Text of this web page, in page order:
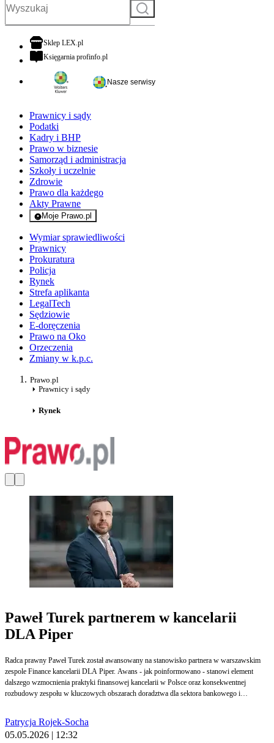
Szukaj
Sklep LEX.plotwiera się w nowej karcie
Księgarnia profinfo.plotwiera się w nowej karcie
Nasze serwisy
Prawnicy i sądy
Podatki
Kadry i BHP
Prawo w biznesie
Samorząd i administracja
Szkoły i uczelnie
Zdrowie
Prawo dla każdego
Akty Prawne
Moje Prawo.pl
- rejestracja i logowanie do serwisu
Wymiar sprawiedliwości
Prawnicy
Prokuratura
Policja
Rynek
Strefa aplikanta
LegalTech
Sędziowie
E-doręczenia
Prawo na Oko
Orzeczenia
Zmiany w k.p.c.
Prawo.pl
Prawnicy i sądy
Rynek
Paweł Turek partnerem w kancelarii
DLA Piper
Radca prawny Paweł Turek został awansowany na stanowisko partnera w warszawskim
zespole Finance kancelarii DLA Piper. Awans - jak poinformowano - stanowi element
dalszego wzmocnienia praktyki finansowej kancelarii w Polsce oraz konsekwentnej
rozbudowy zespołu w kluczowych obszarach doradztwa dla sektora bankowego i
Patrycja Rojek-Socha
05.05.2026 | 12:32